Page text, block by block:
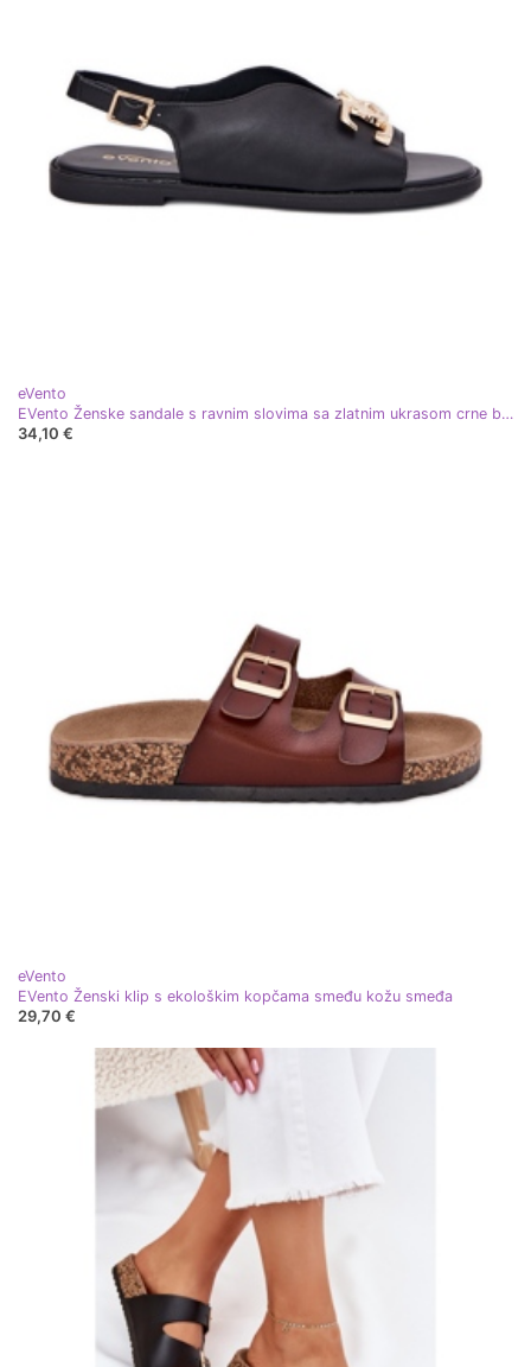
eVento
EVento Ženske sandale s ravnim slovima sa zlatnim ukrasom crne boje crna
34,10 €
eVento
EVento Ženski klip s ekološkim kopčama smeđu kožu smeđa
29,70 €